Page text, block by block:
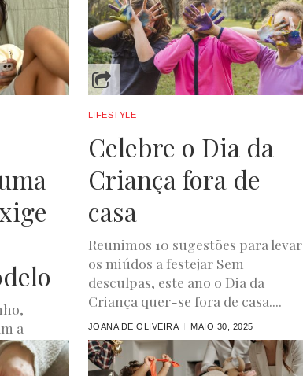
a
LIFESTYLE
Celebre o Dia da
Criança fora de
casa
Reunimos 10 sugestões para levar
os miúdos a festejar Sem
desculpas, este ano o Dia da
Criança quer-se fora de casa....
JOANA DE OLIVEIRA MAIO 30, 2025